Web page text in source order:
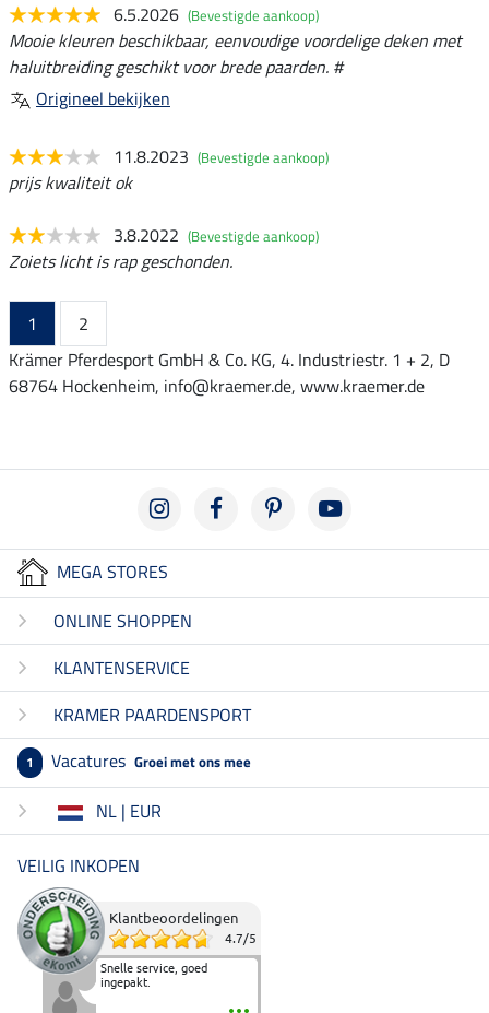
6.5.2026 (Bevestigde aankoop)
Mooie kleuren beschikbaar, eenvoudige voordelige deken met
haluitbreiding geschikt voor brede paarden. #
Origineel bekijken
11.8.2023 (Bevestigde aankoop)
prijs kwaliteit ok
3.8.2022 (Bevestigde aankoop)
Zoiets licht is rap geschonden.
1
2
Krämer Pferdesport GmbH & Co. KG, 4. Industriestr. 1 + 2, D
68764 Hockenheim, info@kraemer.de, www.kraemer.de
MEGA STORES
ONLINE SHOPPEN
KLANTENSERVICE
KRAMER PAARDENSPORT
1 Vacatures Groei met ons mee
NL | EUR
VEILIG INKOPEN
Klantbeoordelingen
4.7/5
Snelle service, goed
ingepakt.